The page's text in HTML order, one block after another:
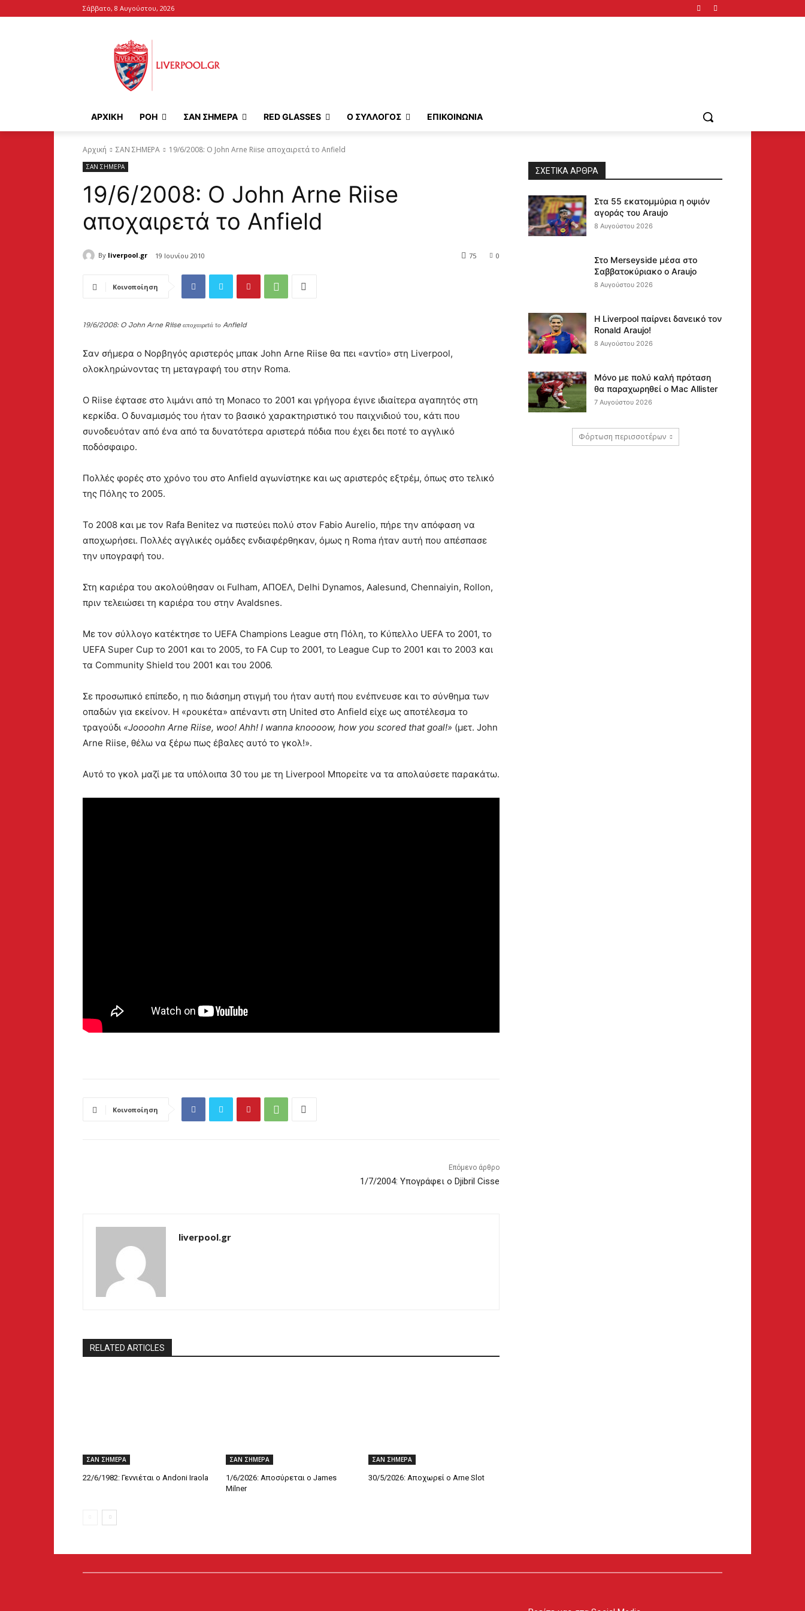
Σάββατο, 8 Αυγούστου, 2026
ΑΡΧΙΚΉ ΡΟΗ ΣΑΝ ΣΗΜΕΡΑ RED GLASSES Ο ΣΥΛΛΟΓΟΣ ΕΠΙΚΟΙΝΩΝΙΑ
Αρχική ΣΑΝ ΣΗΜΕΡΑ 19/6/2008: O John Arne Riise αποχαιρετά το Anfield
ΣΑΝ ΣΗΜΕΡΑ
19/6/2008: O John Arne Riise
αποχαιρετά το Anfield
By liverpool.gr 19 Ιουνίου 2010 0
75
Κοινοποίηση
19/6/2008: O John Arne Riise αποχαιρετά το Anfield
Σαν σήμερα ο Νορβηγός αριστερός μπακ John Arne Riise θα πει «αντίο» στη Liverpool,
ολοκληρώνοντας τη μεταγραφή του στην Roma.
O Riise έφτασε στο λιμάνι από τη Monaco το 2001 και γρήγορα έγινε ιδιαίτερα αγαπητός στη
κερκίδα. Ο δυναμισμός του ήταν το βασικό χαρακτηριστικό του παιχνιδιού του, κάτι που
συνοδευόταν από ένα από τα δυνατότερα αριστερά πόδια που έχει δει ποτέ το αγγλικό
ποδόσφαιρο.
Πολλές φορές στο χρόνο του στο Anfield αγωνίστηκε και ως αριστερός εξτρέμ, όπως στο τελικό
της Πόλης το 2005.
Το 2008 και με τον Rafa Benitez να πιστεύει πολύ στον Fabio Aurelio, πήρε την απόφαση να
αποχωρήσει. Πολλές αγγλικές ομάδες ενδιαφέρθηκαν, όμως η Roma ήταν αυτή που απέσπασε
την υπογραφή του.
Στη καριέρα του ακολούθησαν οι Fulham, ΑΠΟΕΛ, Delhi Dynamos, Aalesund, Chennaiyin, Rollon,
πριν τελειώσει τη καριέρα του στην Avaldsnes.
Με τον σύλλογο κατέκτησε το UEFA Champions League στη Πόλη, το Κύπελλο UEFA το 2001, το
UEFA Super Cup το 2001 και το 2005, το FA Cup το 2001, το League Cup το 2001 και το 2003 και
τα Community Shield του 2001 και του 2006.
Σε προσωπικό επίπεδο, η πιο διάσημη στιγμή του ήταν αυτή που ενέπνευσε και το σύνθημα των
οπαδών για εκείνον. Η «ρουκέτα» απέναντι στη United στο Anfield είχε ως αποτέλεσμα το
τραγούδι «Joooohn Arne Riise, woo! Ahh! I wanna knoooow, how you scored that goal!» (μετ. John
Arne Riise, θέλω να ξέρω πως έβαλες αυτό το γκολ!».
Αυτό το γκολ μαζί με τα υπόλοιπα 30 του με τη Liverpool Μπορείτε να τα απολαύσετε παρακάτω.
Κοινοποίηση
Επόμενο άρθρο
1/7/2004: Υπογράφει ο Djibril Cisse
liverpool.gr
RELATED ARTICLES
ΣΑΝ ΣΗΜΕΡΑ
22/6/1982: Γεννιέται ο Andoni Iraola
ΣΑΝ ΣΗΜΕΡΑ
1/6/2026: Αποσύρεται ο James
Milner
ΣΑΝ ΣΗΜΕΡΑ
30/5/2026: Αποχωρεί ο Arne Slot
ΣΧΕΤΙΚΆ ΆΡΘΡΑ
Στα 55 εκατομμύρια η οψιόν
αγοράς του Araujo
8 Αυγούστου 2026
Στο Merseyside μέσα στο
Σαββατοκύριακο ο Araujo
8 Αυγούστου 2026
Η Liverpool παίρνει δανεικό τον
Ronald Araujo!
8 Αυγούστου 2026
Μόνο με πολύ καλή πρόταση
θα παραχωρηθεί ο Mac Allister
7 Αυγούστου 2026
Φόρτωση περισσοτέρων